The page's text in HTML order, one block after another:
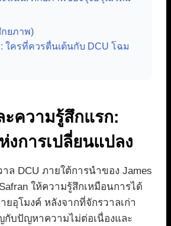
ยภาพ)
ใครที่ควรตื่นเต้นกับ DCU โฉม
ความรู้สึกแรก:
การเปลี่ยนแปลง
ล DCU ภายใต้การนำของ James
ให้ความรู้สึกเหมือนการได้
ยอุโมงค์ หลังจากที่จักรวาลเก่า
กับปัญหาความไม่ต่อเนื่องและ